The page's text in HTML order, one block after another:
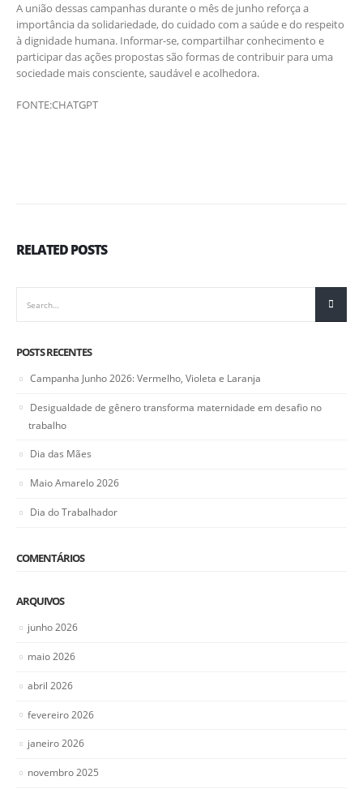
A união dessas campanhas durante o mês de junho reforça a
importância da solidariedade, do cuidado com a saúde e do respeito
à dignidade humana. Informar-se, compartilhar conhecimento e
participar das ações propostas são formas de contribuir para uma
sociedade mais consciente, saudável e acolhedora.
FONTE:CHATGPT
RELATEDPOSTS
POSTS RECENTES
Campanha Junho 2026: Vermelho, Violeta e Laranja
Desigualdade de gênero transforma maternidade em desafio no
trabalho
Dia das Mães
Maio Amarelo 2026
Dia do Trabalhador
COMENTÁRIOS
ARQUIVOS
junho 2026
maio 2026
abril 2026
fevereiro 2026
janeiro 2026
novembro 2025